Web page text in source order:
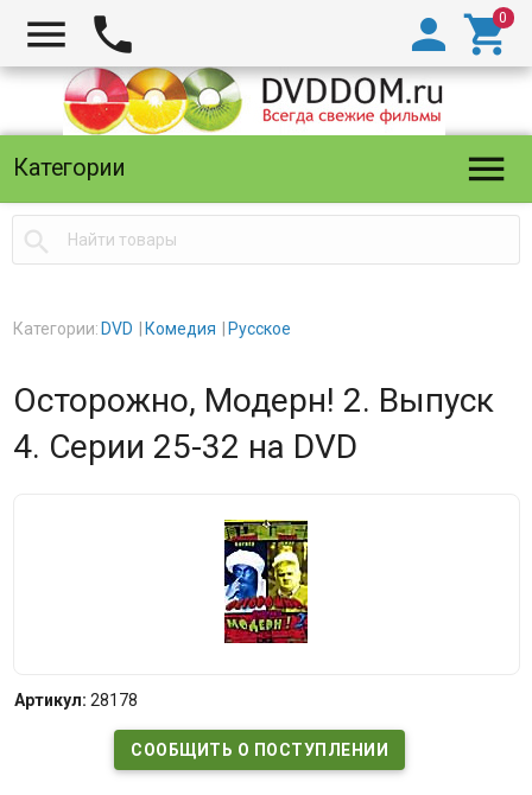
  

Категории 

Категории: DVD Комедия Русское
Осторожно, Модерн! 2. Выпуск
4. Серии 25-32 на DVD
Артикул: 28178
СООБЩИТЬ О ПОСТУПЛЕНИИ